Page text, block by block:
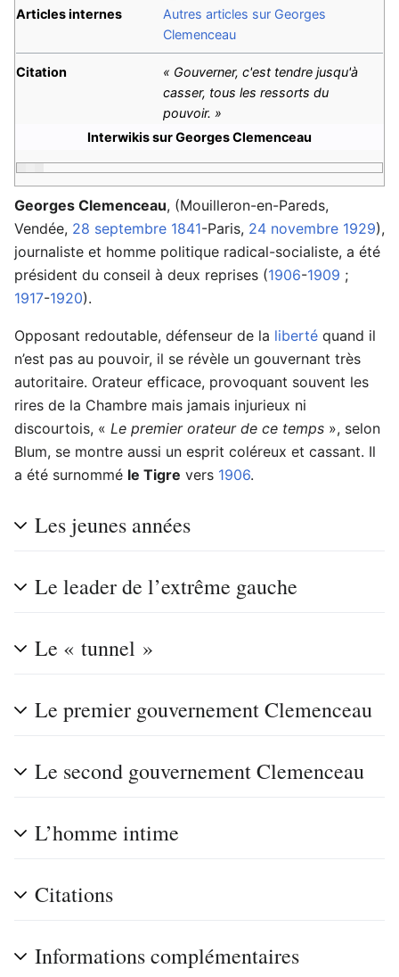
Articles internes
Autres articles sur Georges
Clemenceau
Citation
« Gouverner, c'est tendre jusqu'à
casser, tous les ressorts du
pouvoir. »
Interwikis sur Georges Clemenceau
Georges Clemenceau, (Mouilleron-en-Pareds,
Vendée, 28 septembre 1841-Paris, 24 novembre 1929),
journaliste et homme politique radical-socialiste, a été
président du conseil à deux reprises (1906-1909 ;
1917-1920).
Opposant redoutable, défenseur de la liberté quand il
n’est pas au pouvoir, il se révèle un gouvernant très
autoritaire. Orateur efficace, provoquant souvent les
rires de la Chambre mais jamais injurieux ni
discourtois, « Le premier orateur de ce temps », selon
Blum, se montre aussi un esprit coléreux et cassant. Il
a été surnommé le Tigre vers 1906.
Les jeunes années
Le leader de l’extrême gauche
Le « tunnel »
Le premier gouvernement Clemenceau
Le second gouvernement Clemenceau
L’homme intime
Citations
Informations complémentaires